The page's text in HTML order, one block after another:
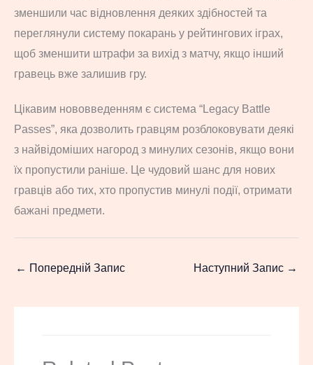
зменшили час відновлення деяких здібностей та
переглянули систему покарань у рейтингових іграх,
щоб зменшити штрафи за вихід з матчу, якщо інший
гравець вже залишив гру.
Цікавим нововведенням є система “Legacy Battle
Passes”, яка дозволить гравцям розблоковувати деякі
з найвідоміших нагород з минулих сезонів, якщо вони
їх пропустили раніше. Це чудовий шанс для нових
гравців або тих, хто пропустив минулі події, отримати
бажані предмети.
← Попередній Запис Наступний Запис →